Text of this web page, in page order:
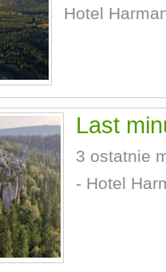
Hotel
Last
3 ostatnie
- Hotel